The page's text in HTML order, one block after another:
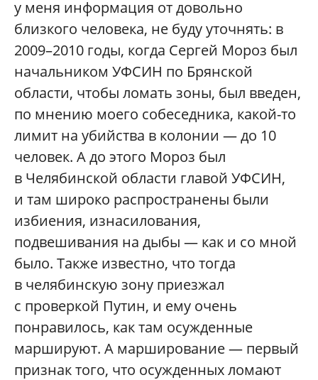
у меня информация от довольно
близкого человека, не буду уточнять: в
2009–2010 годы, когда Сергей Мороз был
начальником УФСИН по Брянской
области, чтобы ломать зоны, был введен,
по мнению моего собеседника, какой-то
лимит на убийства в колонии — до 10
человек. А до этого Мороз был
в Челябинской области главой УФСИН,
и там широко распространены были
избиения, изнасилования,
подвешивания на дыбы — как и со мной
было. Также известно, что тогда
в челябинскую зону приезжал
с проверкой Путин, и ему очень
понравилось, как там осужденные
маршируют. А марширование — первый
признак того, что осужденных ломают